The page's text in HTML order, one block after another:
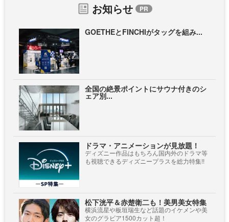
お知らせ
GOETHEとFINCHIがタッグを組み...
全国の絶景ポイントにサウナ付きのシ
ェア別...
ドラマ・アニメーションが見放題！
ディズニー作品はもちろん国内外のドラマ等
も視聴できるディズニープラスを総力特集!!
松下洸平＆赤楚衛二も！美男美女特集
横浜流星や板垣瑞生など話題のイケメンや美
女のグラビア1500カット超！